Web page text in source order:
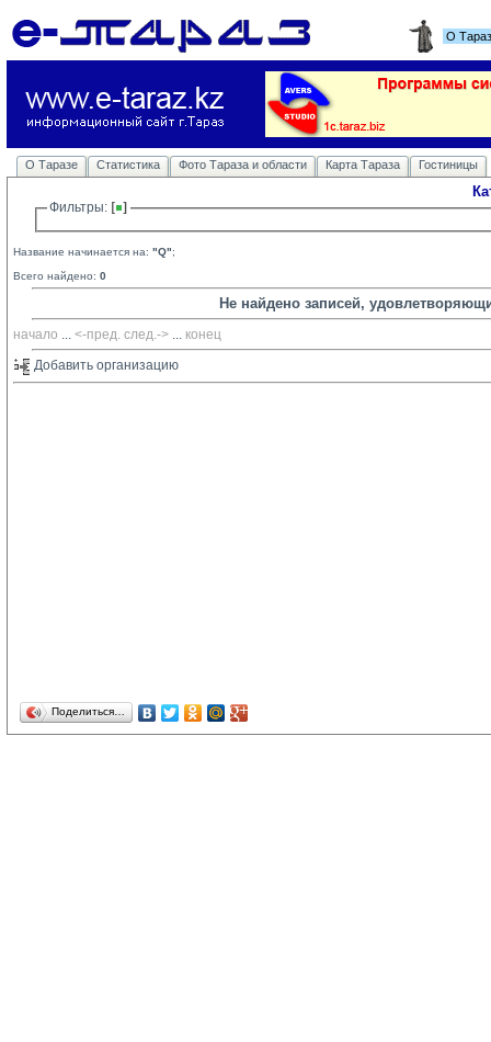
О
О Таразе Статистика Фото Тараза и области Карта Тараза Гостиницы
Фильтры:
Название начинается на: "Q";
Всего найдено: 0
Не найдено записей,
начало ... <-пред. след.-> ... конец
Добавить организацию
Поделиться…